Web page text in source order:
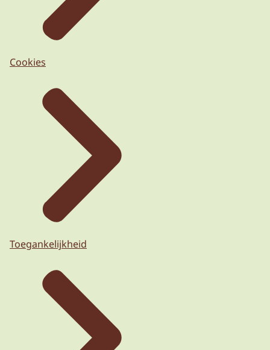
Cookies
Toegankelijkheid